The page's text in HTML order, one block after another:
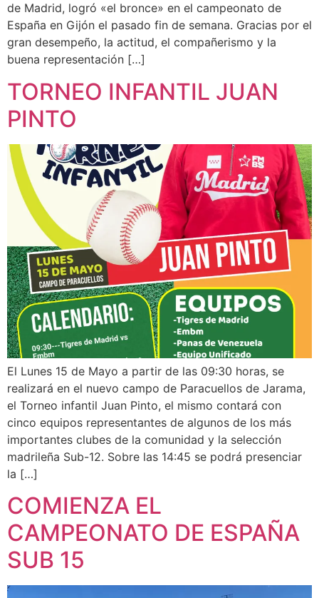
de Madrid, logró «el bronce» en el campeonato de
España en Gijón el pasado fin de semana. Gracias por el
gran desempeño, la actitud, el compañerismo y la
buena representación […]
TORNEO INFANTIL JUAN
PINTO
El Lunes 15 de Mayo a partir de las 09:30 horas, se
realizará en el nuevo campo de Paracuellos de Jarama,
el Torneo infantil Juan Pinto, el mismo contará con
cinco equipos representantes de algunos de los más
importantes clubes de la comunidad y la selección
madrileña Sub-12. Sobre las 14:45 se podrá presenciar
la […]
COMIENZA EL
CAMPEONATO DE ESPAÑA
SUB 15